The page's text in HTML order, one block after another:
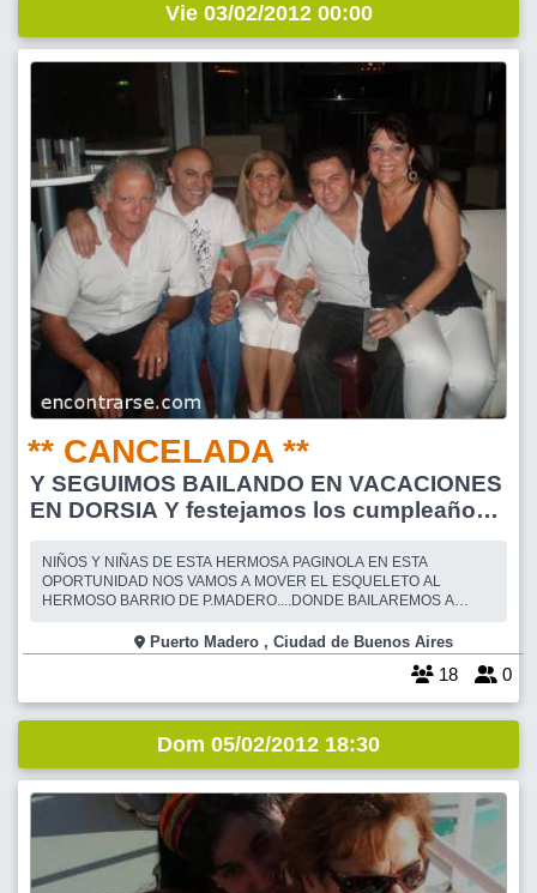
Vie 03/02/2012 00:00
** CANCELADA **
Y SEGUIMOS BAILANDO EN VACACIONES
EN DORSIA Y festejamos los cumpleaños
y MARUFELIZ...
NIÑOS Y NIÑAS DE ESTA HERMOSA PAGINOLA EN ESTA
OPORTUNIDAD NOS VAMOS A MOVER EL ESQUELETO AL
HERMOSO BARRIO DE P.MADERO....DONDE BAILAREMOS A
CABALLEROS DE 0.00 HS A 1.00HS..TAMBIEN INGRESAN SIN
CARGO....SI INGRESAN DESPUES DEL HORARIO SEÑALADO LAS
Puerto Madero , Ciudad de Buenos Aires
18 0
Dom 05/02/2012 18:30